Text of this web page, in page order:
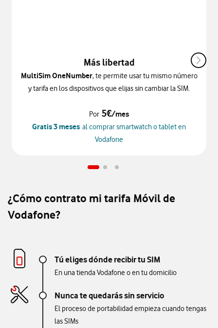
Más libertad
MultiSim OneNumber, te permite usar tu mismo número
y tarifa en los dispositivos que elijas sin cambiar la SIM.
Por 5€/mes
Gratis 3 meses al comprar smartwatch o tablet en
Vodafone
¿Cómo contrato mi tarifa Móvil de
Vodafone?
Tú eliges dónde recibir tu SIM
En una tienda Vodafone o en tu domicilio
Nunca te quedarás sin servicio
El proceso de portabilidad empieza cuando tengas
las SIMs